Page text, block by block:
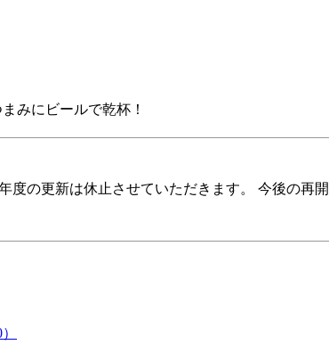
みにビールで乾杯！
度の更新は休止させていただきます。 今後の再